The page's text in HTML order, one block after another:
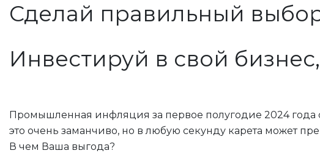
Сделай правильный
Инвестируй в свой
Промышленная инфляция за первое полугодие 2024 года
это очень заманчиво, но в любую секунду карета может
В чем Ваша выгода?